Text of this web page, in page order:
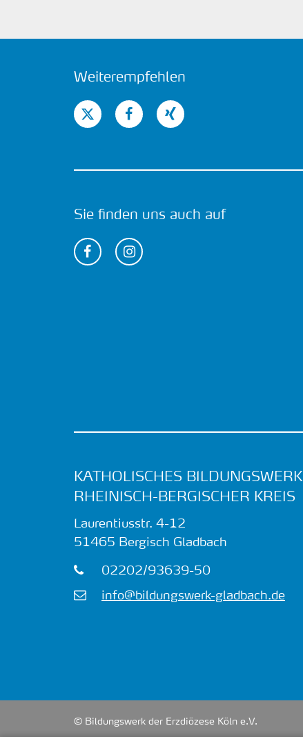
Weiterempfehlen
Sie finden uns auch auf
KATHOLISCHES BILDUNGSWERK
RHEINISCH-BERGISCHER KREIS
Laurentiusstr. 4-12
51465 Bergisch Gladbach
02202/93639-50
info@bildungswerk-gladbach.de
© Bildungswerk der Erzdiözese Köln e.V.